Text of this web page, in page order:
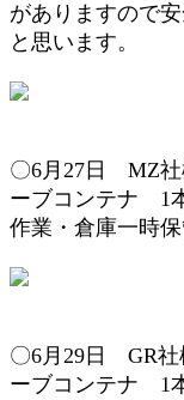
がありますので
と思います。
〇6月27 日 MZ
ーブコンテナ 1
作業・倉庫一時
〇6月29 日 GR
ーブコンテナ 1